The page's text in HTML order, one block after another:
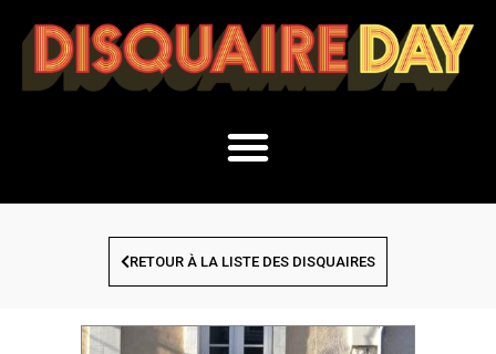
RETOUR À LA LISTE DES DISQUAIRES